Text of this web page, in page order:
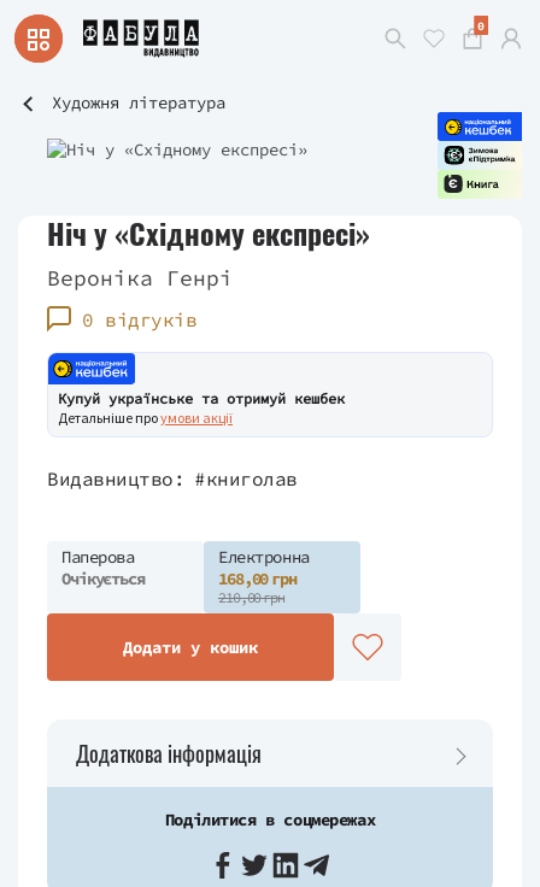
0
Художня література
Ніч у «Східному експресі»
Вероніка Генрі
0 відгуків
Купуй українське та отримуй кешбек
Детальніше проумови акції
Видавництво: #книголав
Паперова
Очікується
Електронна
168,00 грн
210,00 грн
Додати у кошик
Додаткова інформація
Поділитися в соцмережах